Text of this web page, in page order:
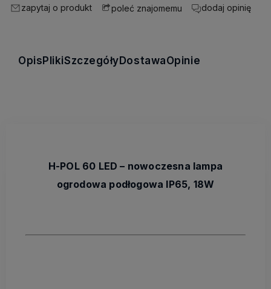
zapytaj o produkt poleć znajomemu dodaj opinię
Opis PlikiSzczegóły DostawaOpinie
H-POL 60 LED – nowoczesna lampa
ogrodowa podłogowa IP65, 18W